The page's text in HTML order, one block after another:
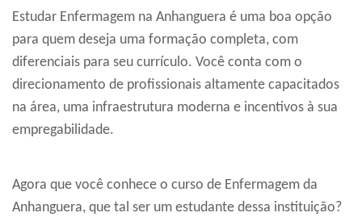
Estudar Enfermagem na Anhanguera é uma boa opção
para quem deseja uma formação completa, com
diferenciais para seu currículo. Você conta com o
direcionamento de profissionais altamente capacitados
na área, uma infraestrutura moderna e incentivos à sua
empregabilidade.
Agora que você conhece o curso de Enfermagem da
Anhanguera, que tal ser um estudante dessa instituição?